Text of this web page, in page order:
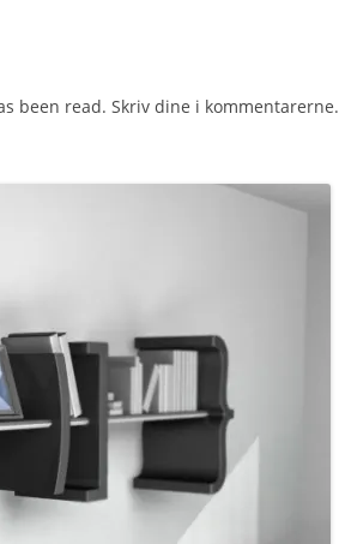
been read. Skriv dine i kommentarerne.